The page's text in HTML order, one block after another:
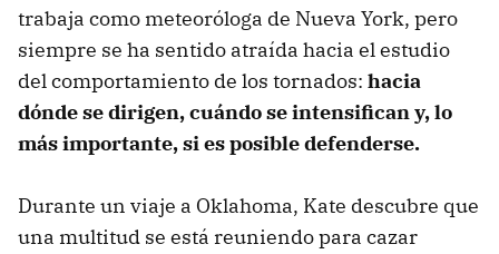
trabaja como meteoróloga de Nueva York, pero
siempre se ha sentido atraída hacia el estudio
del comportamiento de los tornados: hacia
dónde se dirigen, cuándo se intensifican y, lo
más importante, si es posible defenderse.
Durante un viaje a Oklahoma, Kate descubre que
una multitud se está reuniendo para cazar